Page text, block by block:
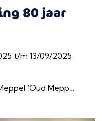
80 jaar
t/m 13/09/2025
'Oud Meppel', Meppel